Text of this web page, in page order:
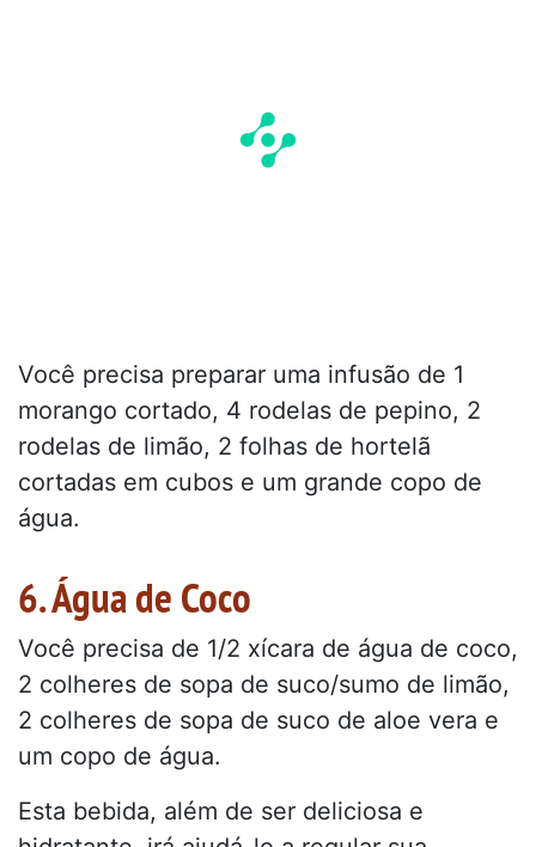
Você precisa preparar uma infusão de 1
morango cortado, 4 rodelas de pepino, 2
rodelas de limão, 2 folhas de hortelã
cortadas em cubos e um grande copo de
água.
6. Água de Coco
Você precisa de 1/2 xícara de água de coco,
2 colheres de sopa de suco/sumo de limão,
2 colheres de sopa de suco de aloe vera e
um copo de água.
Esta bebida, além de ser deliciosa e